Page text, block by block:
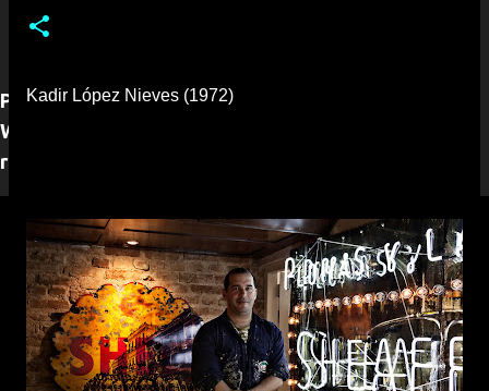
Para adquirir alguna obra puede contactarnos por
WhatsApp (+53)54292968, con gusto le
responderemos.
Kadir López Nieves (1972)